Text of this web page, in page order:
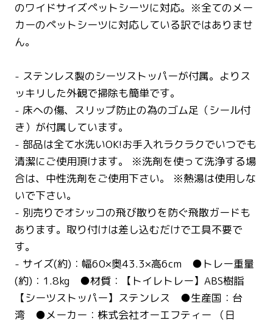
のワイドサイズペットシーツに対応。※全てのメー
カーのペットシーツに対応している訳ではありませ
ん。
- ステンレス製のシーツストッパーが付属。よりス
ッキリした外観で掃除も簡単です。
- 床への傷、スリップ防止の為のゴム足（シール付
き）が付属しています。
- 部品は全て水洗いOK!お手入れラクラクでいつでも
清潔にご使用頂けます。 ※洗剤を使って洗浄する場
合は、中性洗剤をご使用下さい。 ※熱湯は使用しな
いで下さい。
- 別売りでオシッコの飛び散りを防ぐ飛散ガードも
あります。取り付けは差し込むだけで工具不要で
す。
- サイズ(約)：幅60×奥43.3×高6cm ●トレー重量
(約)：1.8kg ●材質：【トイレトレー】ABS樹脂
【シーツストッパー】ステンレス ●生産国：台
湾 ●メーカー：株式会社オーエフティー （日